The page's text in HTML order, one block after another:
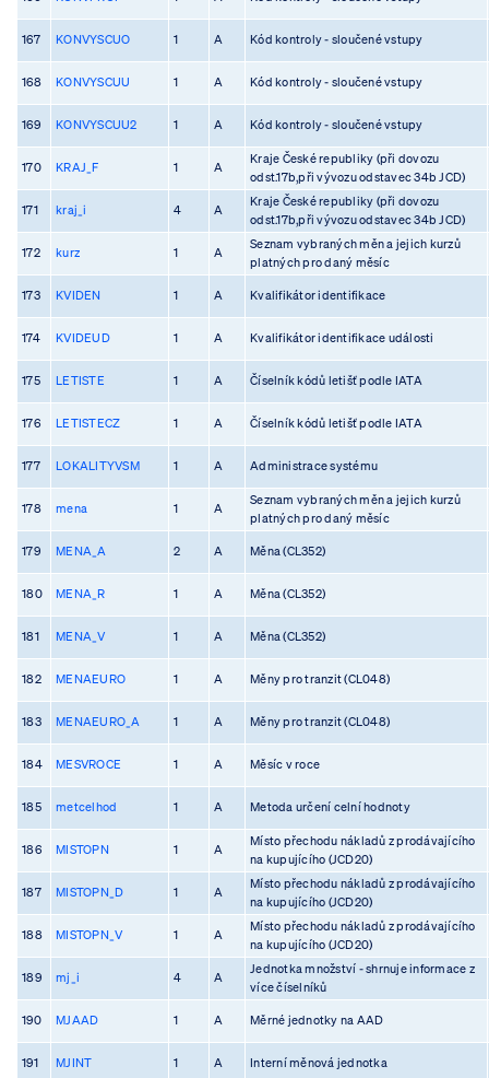
167 KONVYSCUO 1 A Kód kontroly - sloučené vstupy
168 KONVYSCUU 1 A Kód kontroly - sloučené vstupy
169 KONVYSCUU2 1 A Kód kontroly - sloučené vstupy
170 KRAJ_F 1 A
Kraje České republiky (při dovozu
odst.17b,při vývozu odstavec 34b JCD)
171 kraj_i 4 A
Kraje České republiky (při dovozu
odst.17b,při vývozu odstavec 34b JCD)
172 kurz 1 A
Seznam vybraných měn a jejich kurzů
platných pro daný měsíc
173 KVIDEN 1 A Kvalifikátor identifikace
174 KVIDEUD 1 A Kvalifikátor identifikace události
175 LETISTE 1 A Číselník kódů letišť podle IATA
176 LETISTECZ 1 A Číselník kódů letišť podle IATA
177 LOKALITYVSM 1 A Administrace systému
178 mena 1 A
Seznam vybraných měn a jejich kurzů
platných pro daný měsíc
179 MENA_A 2 A Měna (CL352)
180 MENA_R 1 A Měna (CL352)
181 MENA_V 1 A Měna (CL352)
182 MENAEURO 1 A Měny pro tranzit (CL048)
183 MENAEURO_A 1 A Měny pro tranzit (CL048)
184 MESVROCE 1 A Měsíc v roce
185 metcelhod 1 A Metoda určení celní hodnoty
186 MISTOPN 1 A
Místo přechodu nákladů z prodávajícího
na kupujícího (JCD20)
187 MISTOPN_D 1 A
Místo přechodu nákladů z prodávajícího
na kupujícího (JCD20)
188 MISTOPN_V 1 A
Místo přechodu nákladů z prodávajícího
na kupujícího (JCD20)
189 mj_i 4 A
Jednotka množství - shrnuje informace z
více číselníků
190 MJAAD 1 A Měrné jednotky na AAD
191 MJINT 1 A Interní měnová jednotka